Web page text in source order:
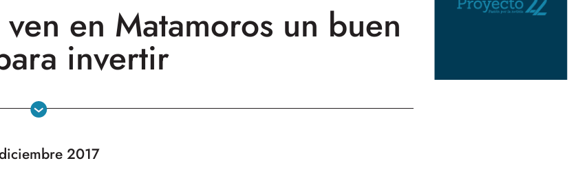
en Matamoros un buen
invertir
2017